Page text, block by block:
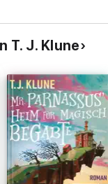
T. J. Klune